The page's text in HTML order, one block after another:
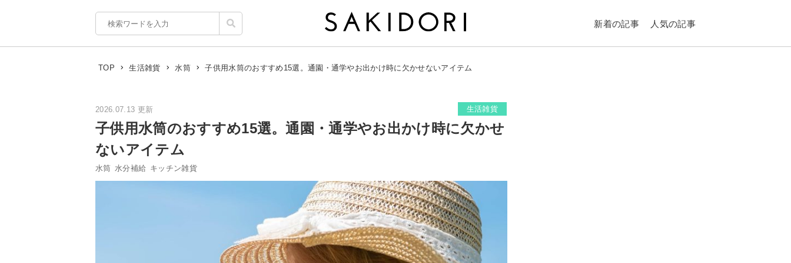
新着の記事 人気の記事
TOP 生活雑貨 水筒 子供用水筒のおすすめ15選。通園・通学やお出かけ時に欠かせないアイテム
2026.07.13 更新 生活雑貨
子供用水筒のおすすめ15選。通園・通学やお出かけ時に欠かせ
ないアイテム
水筒 水分補給 キッチン雑貨